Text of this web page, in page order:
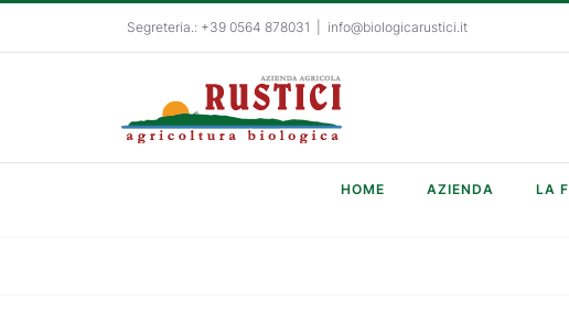
Segreteria.: +39 0564 878031 info@biologicarustici.it
HOME AZIENDA LA